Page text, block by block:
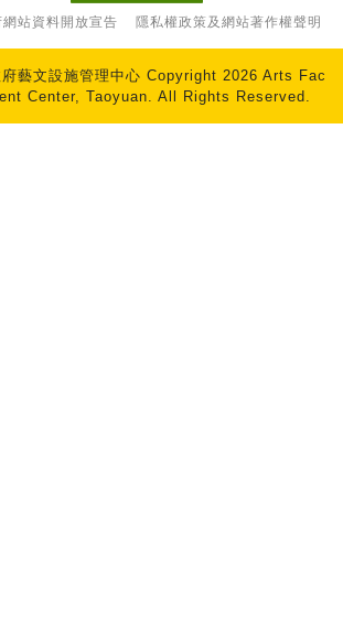
網站資料開放宣告 隱私權政策及網站著作權聲明
藝文設施管理中心 Copyright 2026 Arts Fac
Center, Taoyuan. All Rights Reserved.